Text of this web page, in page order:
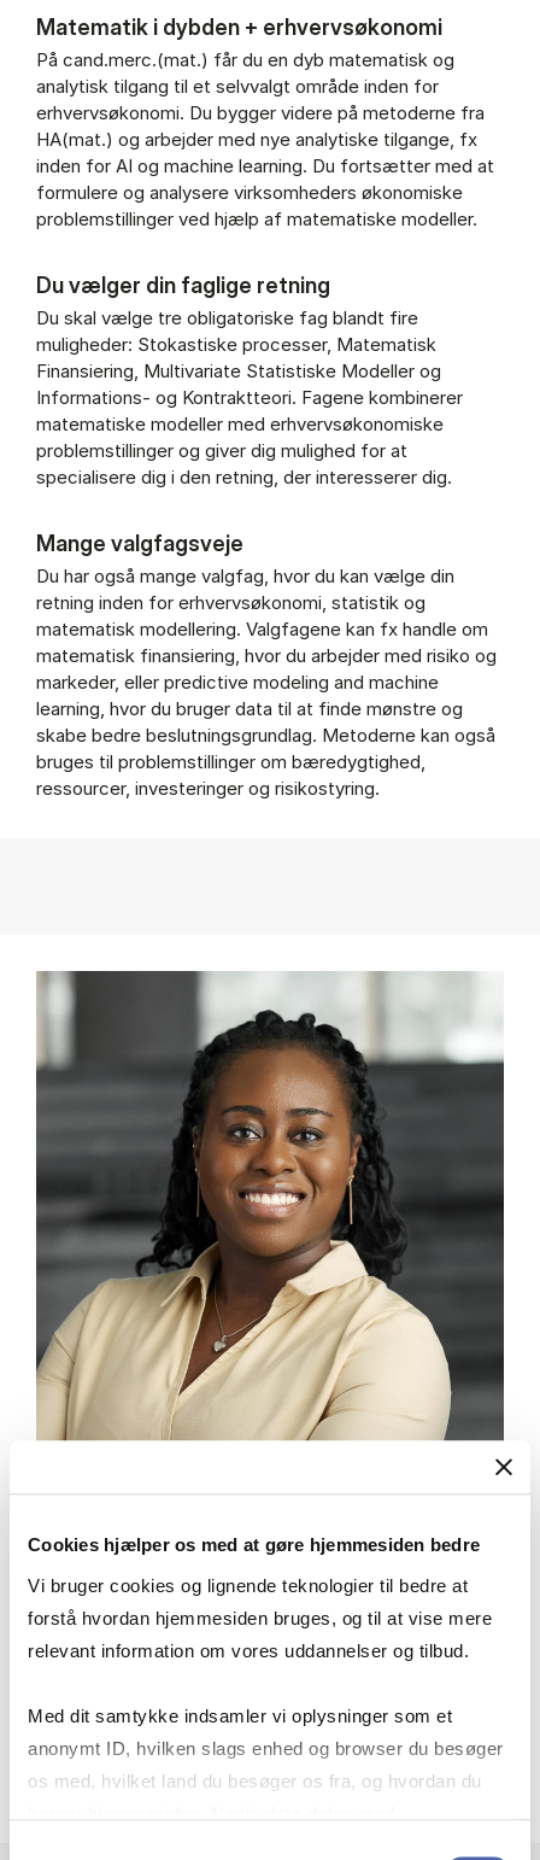
Cookies hjælper os med at gøre hjemmesiden bedre
Vi bruger cookies og lignende teknologier til bedre at
forstå hvordan hjemmesiden bruges, og til at vise mere
relevant information om vores uddannelser og tilbud.
Med dit samtykke indsamler vi oplysninger som et
anonymt ID, hvilken slags enhed og browser du besøger
os med, hvilket land du besøger os fra, og hvordan du
Matematik i dybden + erhvervsøkonomi
På cand.merc.(mat.) får du en dyb matematisk og
analytisk tilgang til et selvvalgt område inden for
erhvervsøkonomi. Du bygger videre på metoderne fra
HA(mat.) og arbejder med nye analytiske tilgange, fx
inden for AI og machine learning. Du fortsætter med at
formulere og analysere virksomheders økonomiske
problemstillinger ved hjælp af matematiske modeller.
Du vælger din faglige retning
Du skal vælge tre obligatoriske fag blandt fire
muligheder: Stokastiske processer, Matematisk
Finansiering, Multivariate Statistiske Modeller og
Informations- og Kontraktteori. Fagene kombinerer
matematiske modeller med erhvervsøkonomiske
problemstillinger og giver dig mulighed for at
specialisere dig i den retning, der interesserer dig.
Mange valgfagsveje
Du har også mange valgfag, hvor du kan vælge din
retning inden for erhvervsøkonomi, statistik og
matematisk modellering. Valgfagene kan fx handle om
matematisk finansiering, hvor du arbejder med risiko og
markeder, eller predictive modeling and machine
learning, hvor du bruger data til at finde mønstre og
skabe bedre beslutningsgrundlag. Metoderne kan også
bruges til problemstillinger om bæredygtighed,
ressourcer, investeringer og risikostyring.
“Ansvaret for egen læring er lagt mere
over på en selv, idet man selv har
udvalgt de fag, man ønsker at fordybe
sig i - det gør det også en tand sjovere. ”
Evelyn, cand.merc.(mat.)
Studerende på cand.merc.(mat.)